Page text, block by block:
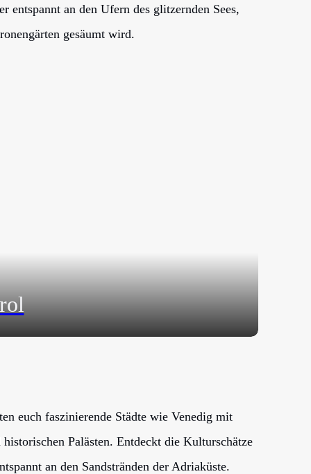
entspannt an den Ufern des glitzernden Sees,
gesäumt wird.
euch faszinierende Städte wie Venedig mit
Palästen. Entdeckt die Kulturschätze
an den Sandstränden der Adriaküste.